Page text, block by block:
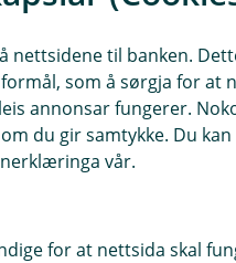
gjer vekslinga –
vekslinga
nettsidene til banken.
som å sørgja for at
annonsar fungerer.
du gir samtykke. Du
vår.
for at nettsida skal